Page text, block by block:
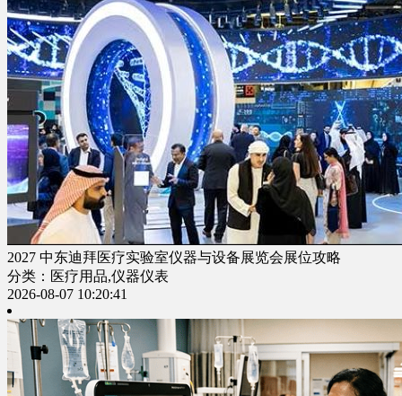
2027 中东迪拜医疗实验室仪器与设备展览会展位攻略
分类：医疗用品,仪器仪表
2026-08-07 10:20:41